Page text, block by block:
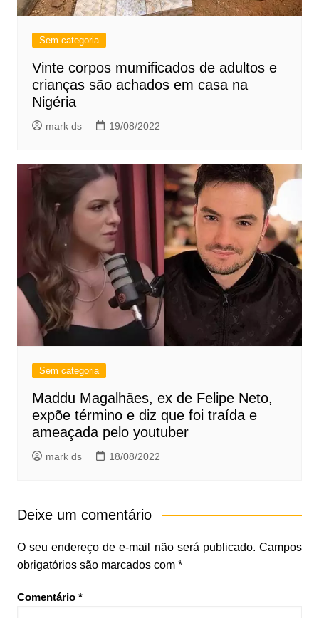
Sem categoria
Vinte corpos mumificados de adultos e
crianças são achados em casa na
Nigéria
mark ds 19/08/2022
Sem categoria
Maddu Magalhães, ex de Felipe Neto,
expõe término e diz que foi traída e
ameaçada pelo youtuber
mark ds 18/08/2022
Deixe um comentário
O seu endereço de e-mail não será publicado. Campos
obrigatórios são marcados com *
Comentário *